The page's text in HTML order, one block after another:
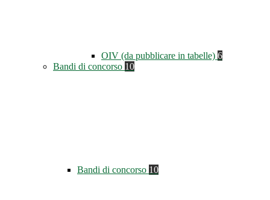
OIV (da pubblicare in tabelle) 6
Bandi di concorso 10
Bandi di concorso 10